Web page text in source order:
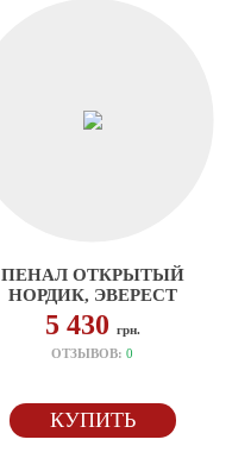
ПЕНАЛ ОТКРЫТЫЙ
НОРДИК, ЭВЕРЕСТ
5 430 грн.
ОТЗЫВОВ:0
КУПИТЬ